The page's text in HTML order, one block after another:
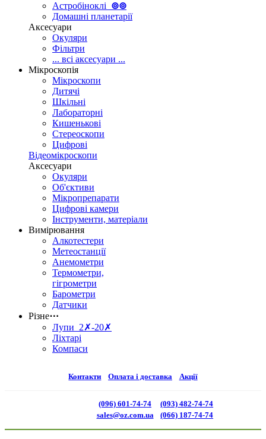
Астробіноклі ⊚⊚
Домашні планетарії
Аксесуари
Окуляри
Фільтри
... всі аксесуари ...
Мікроскопія
Мікроскопи
Дитячі
Шкільні
Лабораторні
Кишенькові
Стереоскопи
Цифрові
Відеомікроскопи
Аксесуари
Окуляри
Об'єктиви
Мікропрепарати
Цифрові камери
Інструменти, матеріали
Вимірювання
Алкотестери
Метеостанції
Анемометри
Термометри,
гігрометри
Барометри
Датчики
Різне⋯
Лупи 2✗-20✗
Ліхтарі
Компаси
Контакти Оплата і доставка Акції
(096) 601-74-74
sales@oz.com.ua
(093) 482-74-74
(066) 187-74-74